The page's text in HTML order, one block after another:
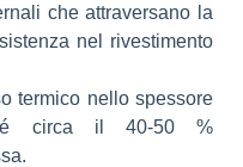
che attraversano la
nel rivestimento
termico nello spessore
circa il 40-50 %